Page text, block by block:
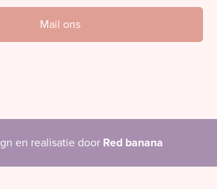
Mail ons
en realisatie door Red banana